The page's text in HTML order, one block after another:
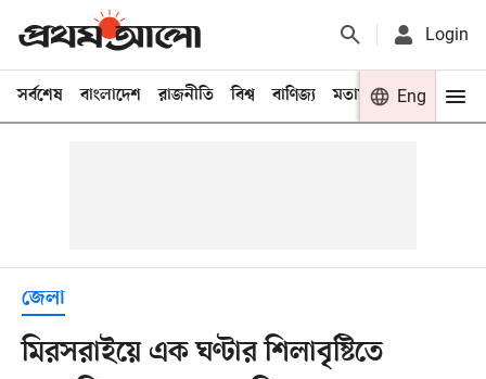
Login
সর্বশেষ বাংলাদেশ রাজনীতি বিশ্ব বাণিজ্য মতামত খেলা
Eng
জেলা
মিরসরাইয়ে এক ঘণ্টার শিলাবৃষ্টিতে